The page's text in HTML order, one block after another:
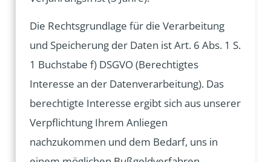
Die Rechtsgrundlage für die Verarbeitung
und Speicherung der Daten ist Art. 6 Abs. 1 S.
1 Buchstabe f) DSGVO (Berechtigtes
Interesse an der Datenverarbeitung). Das
berechtigte Interesse ergibt sich aus unserer
Verpflichtung Ihrem Anliegen
nachzukommen und dem Bedarf, uns in